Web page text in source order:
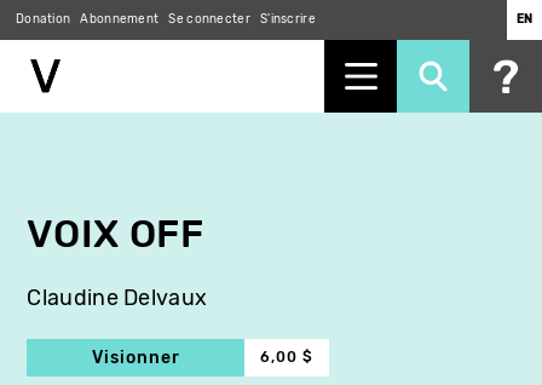
Donation Abonnement Se connecter S'inscrire EN
VOIX OFF
Claudine Delvaux
Visionner 6,00 $